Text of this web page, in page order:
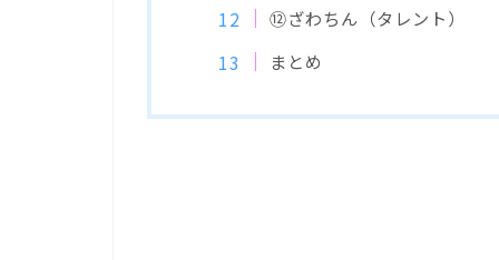
⑫ざわちん（タレント）
まとめ